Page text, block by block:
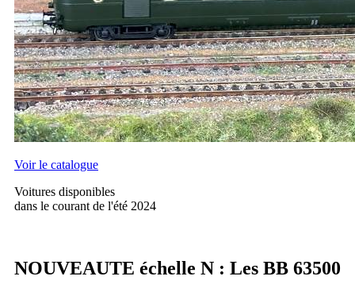
Voir le catalogue
Voitures disponibles
dans le courant de l'été 2024
NOUVEAUTE échelle N : Les BB 63500